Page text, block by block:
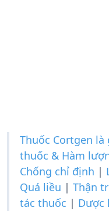
Thuốc Cortgen là
thuốc & Hàm
Chống chỉ định |
Quá liều | Thận
tác thuốc | Dược